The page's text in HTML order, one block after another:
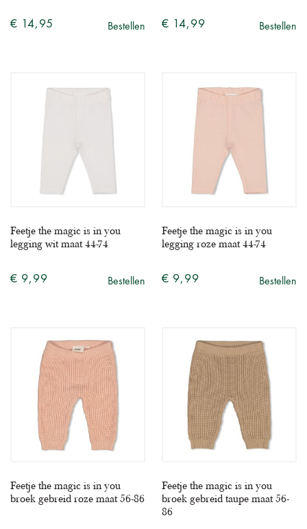
€ 14,95 Bestellen € 14,99 Bestellen
Feetje the magic is in you
legging wit maat 44-74
€ 9,99 Bestellen
Feetje the magic is in you
legging roze maat 44-74
€ 9,99 Bestellen
Feetje the magic is in you
broek gebreid roze maat 56-86
Feetje the magic is in you
broek gebreid taupe maat 56-
86